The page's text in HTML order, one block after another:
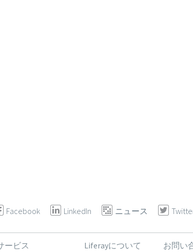
Facebook LinkedIn ニュース
ービス Liferayについて お問い